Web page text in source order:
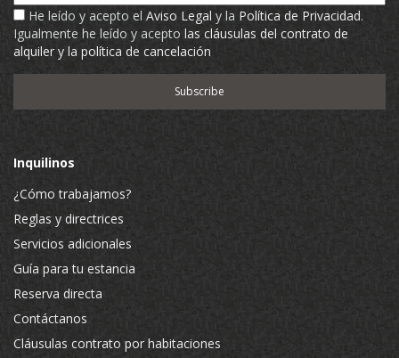
He leído y acepto el Aviso Legal y la Política de Privacidad.
Igualmente he leído y acepto las cláusulas del contrato de
alquiler y la política de cancelación
Inquilinos
¿Cómo trabajamos?
Reglas y directrices
Servicios adicionales
Guía para tu estancia
Reserva directa
Contáctanos
Cláusulas contrato por habitaciones